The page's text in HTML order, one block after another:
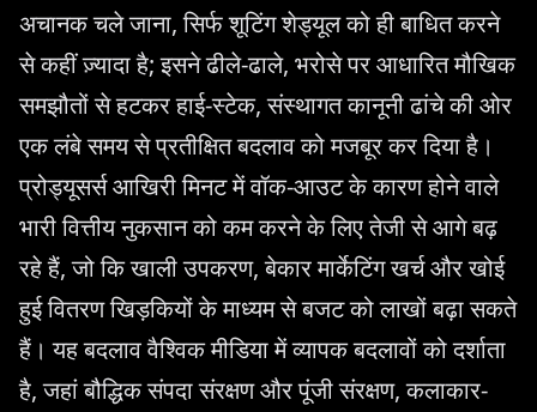
अचानक चले जाना, सिर्फ शूटिंग शेड्यूल को ही बाधित करने
से कहीं ज़्यादा है; इसने ढीले-ढाले, भरोसे पर आधारित मौखिक
समझौतों से हटकर हाई-स्टेक, संस्थागत कानूनी ढांचे की ओर
एक लंबे समय से प्रतीक्षित बदलाव को मजबूर कर दिया है।
प्रोड्यूसर्स आखिरी मिनट में वॉक-आउट के कारण होने वाले
भारी वित्तीय नुकसान को कम करने के लिए तेजी से आगे बढ़
रहे हैं, जो कि खाली उपकरण, बेकार मार्केटिंग खर्च और खोई
हुई वितरण खिड़कियों के माध्यम से बजट को लाखों बढ़ा सकते
हैं। यह बदलाव वैश्विक मीडिया में व्यापक बदलावों को दर्शाता
है, जहां बौद्धिक संपदा संरक्षण और पूंजी संरक्षण, कलाकार-